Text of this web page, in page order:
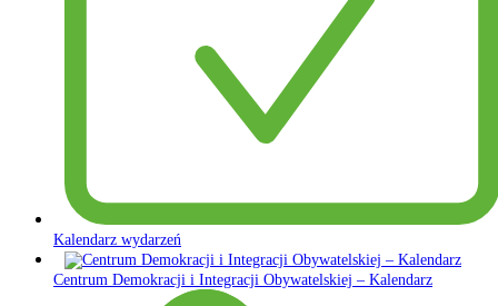
Kalendarz wydarzeń
Centrum Demokracji i Integracji Obywatelskiej – Kalendarz